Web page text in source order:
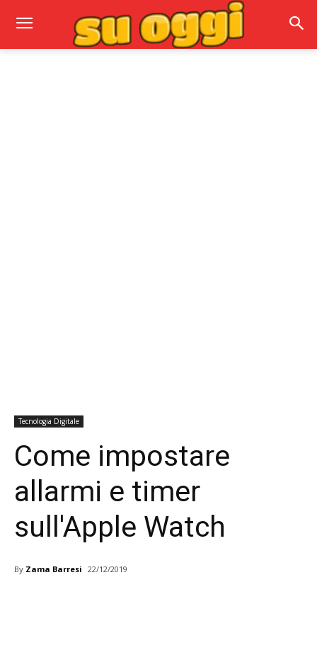
Tecnologia Digitale
Come impostare
allarmi e timer
sull'Apple Watch
By Zama Barresi 22/12/2019